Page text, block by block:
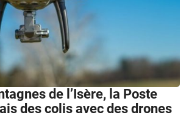
de l’Isère, la Poste
des colis avec des drones